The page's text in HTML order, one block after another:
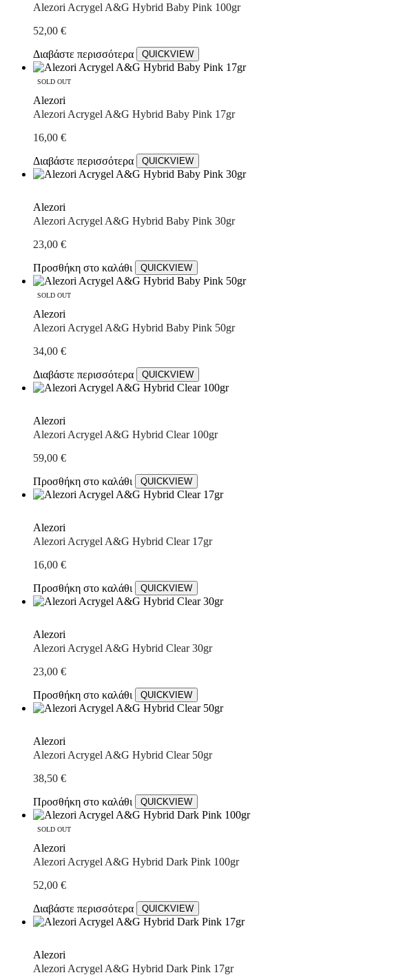
Alezori Acrygel A&G Hybrid Baby Pink 100gr
52,00 €
Διαβάστε περισσότερα
QUICKVIEW
SOLD OUT
Alezori
Alezori Acrygel A&G Hybrid Baby Pink 17gr
16,00 €
Διαβάστε περισσότερα
QUICKVIEW
Alezori
Alezori Acrygel A&G Hybrid Baby Pink 30gr
23,00 €
Προσθήκη στο καλάθι
QUICKVIEW
SOLD OUT
Alezori
Alezori Acrygel A&G Hybrid Baby Pink 50gr
34,00 €
Διαβάστε περισσότερα
QUICKVIEW
Alezori
Alezori Acrygel A&G Hybrid Clear 100gr
59,00 €
Προσθήκη στο καλάθι
QUICKVIEW
Alezori
Alezori Acrygel A&G Hybrid Clear 17gr
16,00 €
Προσθήκη στο καλάθι
QUICKVIEW
Alezori
Alezori Acrygel A&G Hybrid Clear 30gr
23,00 €
Προσθήκη στο καλάθι
QUICKVIEW
Alezori
Alezori Acrygel A&G Hybrid Clear 50gr
38,50 €
Προσθήκη στο καλάθι
QUICKVIEW
SOLD OUT
Alezori
Alezori Acrygel A&G Hybrid Dark Pink 100gr
52,00 €
Διαβάστε περισσότερα
QUICKVIEW
Alezori
Alezori Acrygel A&G Hybrid Dark Pink 17gr